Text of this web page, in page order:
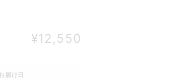
¥12,550
届け日